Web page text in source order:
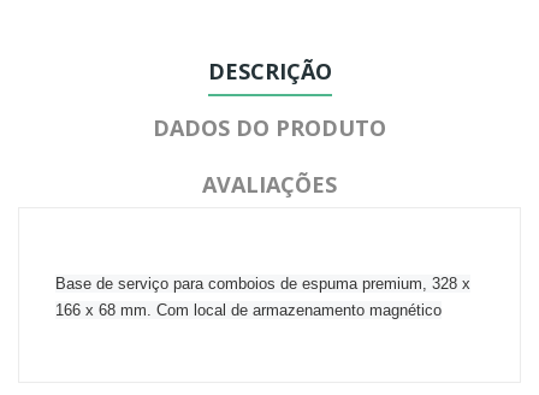
DESCRIÇÃO
DADOS DO PRODUTO
AVALIAÇÕES
Base de serviço para comboios de espuma premium, 328 x
166 x 68 mm. Com local de armazenamento magnético